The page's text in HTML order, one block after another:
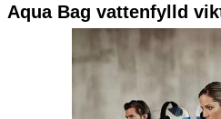
Aqua Bag vattenfylld